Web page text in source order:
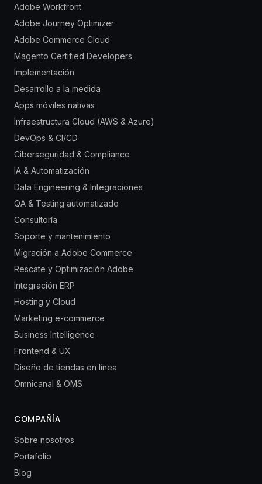
Adobe Workfront
Adobe Journey Optimizer
Adobe Commerce Cloud
Magento Certified Developers
Implementación
Desarrollo a la medida
Apps móviles nativas
Infraestructura Cloud (AWS & Azure)
DevOps & CI/CD
Ciberseguridad & Compliance
IA & Automatización
Data Engineering & Integraciones
QA & Testing automatizado
Consultoría
Soporte y mantenimiento
Migración a Adobe Commerce
Rescate y Optimización Adobe
Integración ERP
Hosting y Cloud
Marketing e-commerce
Business Intelligence
Frontend & UX
Diseño de tiendas en línea
Omnicanal & OMS
COMPAÑÍA
Sobre nosotros
Portafolio
Blog